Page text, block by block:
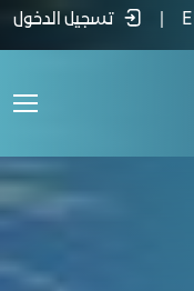
والثقافة -
تسجيل الدخول